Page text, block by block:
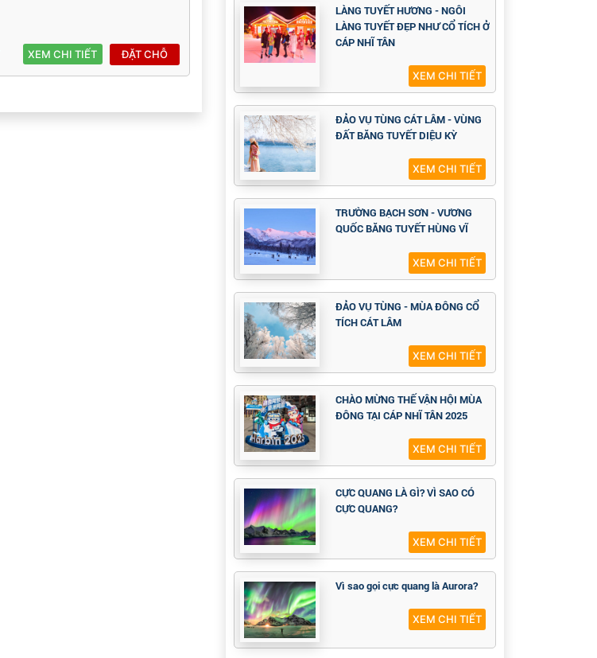
XEM CHI TIẾT ĐẶT CHỖ
LÀNG TUYẾT HƯƠNG - NGÔI
LÀNG TUYẾT ĐẸP NHƯ CỔ TÍCH Ở
CÁP NHĨ TÂN
XEM CHI TIẾT
ĐẢO VỤ TÙNG CÁT LÂM - VÙNG
ĐẤT BĂNG TUYẾT DIỆU KỲ
XEM CHI TIẾT
TRƯỜNG BẠCH SƠN - VƯƠNG
QUỐC BĂNG TUYẾT HÙNG VĨ
XEM CHI TIẾT
ĐẢO VỤ TÙNG - MÙA ĐÔNG CỔ
TÍCH CÁT LÂM
XEM CHI TIẾT
CHÀO MỪNG THẾ VẬN HỘI MÙA
ĐÔNG TẠI CÁP NHĨ TÂN 2025
XEM CHI TIẾT
CỰC QUANG LÀ GÌ? VÌ SAO CÓ
CỰC QUANG?
XEM CHI TIẾT
Vì sao gọi cực quang là Aurora?
XEM CHI TIẾT